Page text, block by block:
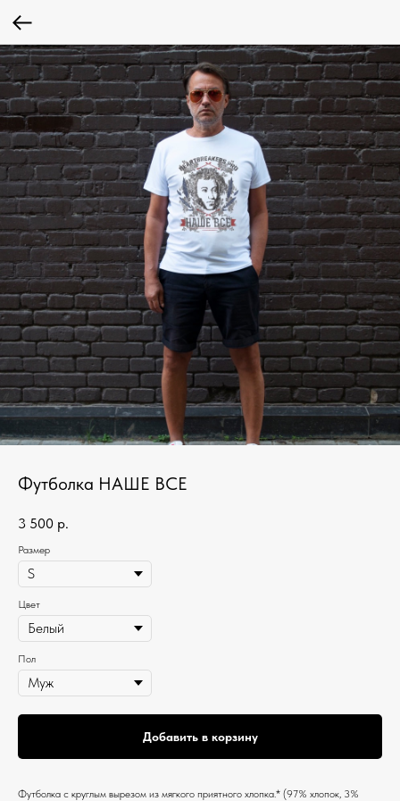
Футболка НАШЕ ВСЕ
3 500 р.
Размер
Цвет
Пол
Добавить в корзину
Футболка c круглым вырезом из мягкого приятного хлопка.* (97% хлопок, 3%